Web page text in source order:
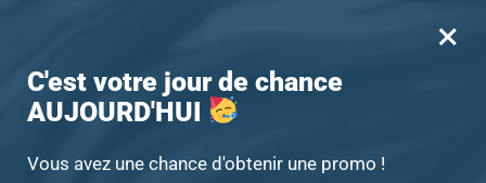
0
-15% offert des 60€ d’achat avec le code : UNIQUE15
Accueil / Produits identifiés “Animaux”
Animaux
×
C'est votre jour de chance
AUJOURD'HUI
Vous avez une chance d'obtenir une promo !